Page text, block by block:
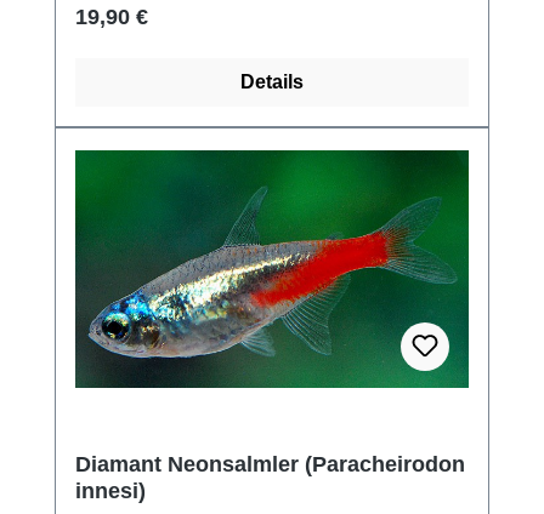
Regulärer Preis:
19,90 €
Details
Diamant Neonsalmler (Paracheirodon
innesi)